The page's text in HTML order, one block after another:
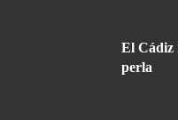
El Cádiz
perla